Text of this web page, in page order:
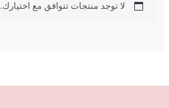
لا توجد منتجات تتوافق مع اختيارك.